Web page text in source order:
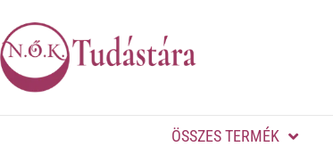
ÖSSZES TERMÉK